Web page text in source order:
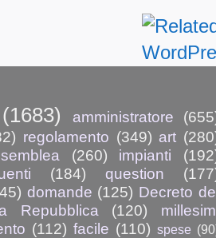
(1683) amministratore
regolamento (349) art
(260) impianti
(184) question
domande (125) Decreto
Repubblica
(120)
(112) facile (110) spese